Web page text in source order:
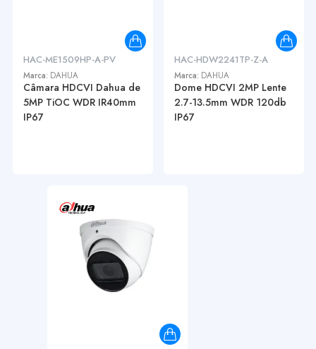
HAC-ME1509HP-A-PV
Marca: DAHUA
Câmara HDCVI Dahua de
5MP TiOC WDR IR40mm
IP67
HAC-HDW2241TP-Z-A
Marca: DAHUA
Dome HDCVI 2MP Lente
2.7-13.5mm WDR 120db
IP67